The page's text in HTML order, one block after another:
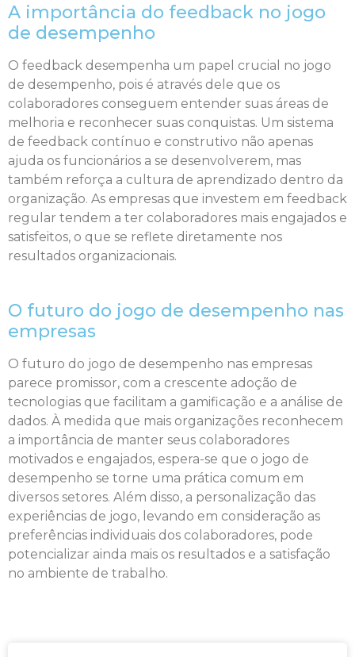
A importância do feedback no jogo
de desempenho
O feedback desempenha um papel crucial no jogo
de desempenho, pois é através dele que os
colaboradores conseguem entender suas áreas de
melhoria e reconhecer suas conquistas. Um sistema
de feedback contínuo e construtivo não apenas
ajuda os funcionários a se desenvolverem, mas
também reforça a cultura de aprendizado dentro da
organização. As empresas que investem em feedback
regular tendem a ter colaboradores mais engajados e
satisfeitos, o que se reflete diretamente nos
resultados organizacionais.
O futuro do jogo de desempenho nas
empresas
O futuro do jogo de desempenho nas empresas
parece promissor, com a crescente adoção de
tecnologias que facilitam a gamificação e a análise de
dados. À medida que mais organizações reconhecem
a importância de manter seus colaboradores
motivados e engajados, espera-se que o jogo de
desempenho se torne uma prática comum em
diversos setores. Além disso, a personalização das
experiências de jogo, levando em consideração as
preferências individuais dos colaboradores, pode
potencializar ainda mais os resultados e a satisfação
no ambiente de trabalho.